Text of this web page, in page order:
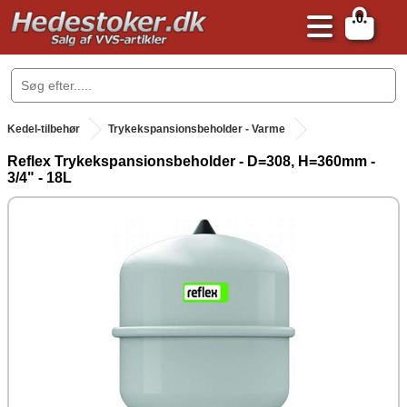
0
.
Kedel-tilbehør Trykekspansionsbeholder - Varme
Reflex Trykekspansionsbeholder - D=308, H=360mm -
3/4" - 18L